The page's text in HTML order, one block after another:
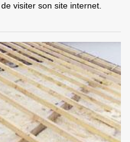
visiter son site internet.